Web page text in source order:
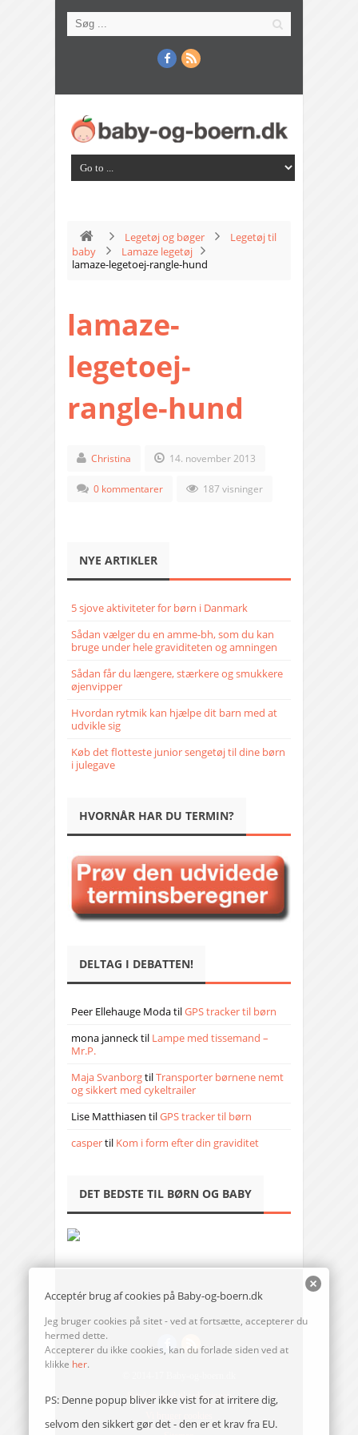
Legetøj og bøger
Legetøj til
baby
Lamaze legetøj
lamaze-legetoej-rangle-hund
lamaze-
legetoej-
rangle-hund
Christina 14. november 2013
0 kommentarer 187 visninger
NYE ARTIKLER
5 sjove aktiviteter for børn i Danmark
Sådan vælger du en amme-bh, som du kan
bruge under hele graviditeten og amningen
Sådan får du længere, stærkere og smukkere
øjenvipper
Hvordan rytmik kan hjælpe dit barn med at
udvikle sig
Køb det flotteste junior sengetøj til dine børn
i julegave
HVORNÅR HAR DU TERMIN?
DELTAG I DEBATTEN!
Peer Ellehauge ModatilGPS tracker til børn
mona jannecktil Lampe med tissemand –
Mr.P.
Maja SvanborgtilTransporter børnene nemt
og sikkert med cykeltrailer
Lise Matthiasen tilGPS tracker til børn
caspertil Kom i form efter din graviditet
DET BEDSTE TIL BØRN OG BABY
Send en mail til redaktionen
Acceptér brug af cookies på Baby-og-boern.dk
Jeg bruger cookies på sitet - ved at fortsætte, accepterer du
hermed dette.
Accepterer du ikke cookies, kan du forlade siden ved at
klikke her.
PS: Denne popup bliver ikke vist for at irritere dig,
selvom den sikkert gør det - den er et krav fra EU.